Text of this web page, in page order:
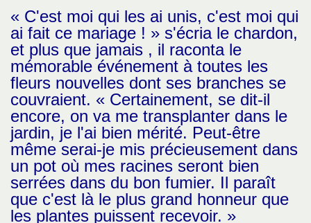
« C'est moi qui les ai unis, c'est moi qui
ai fait ce mariage ! » s'écria le chardon,
et plus que jamais , il raconta le
mémorable événement à toutes les
fleurs nouvelles dont ses branches se
couvraient. « Certainement, se dit-il
encore, on va me transplanter dans le
jardin, je l'ai bien mérité. Peut-être
même serai-je mis précieusement dans
un pot où mes racines seront bien
serrées dans du bon fumier. Il paraît
que c'est là le plus grand honneur que
les plantes puissent recevoir. »